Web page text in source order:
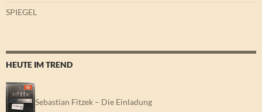
SPIEGEL
HEUTE IM TREND
Sebastian Fitzek – Die Einladung